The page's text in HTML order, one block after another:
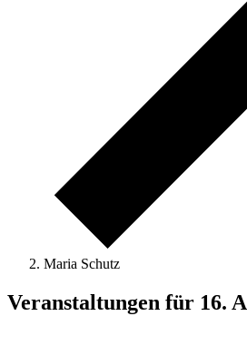
Maria Schutz
Veranstaltungen für 16.